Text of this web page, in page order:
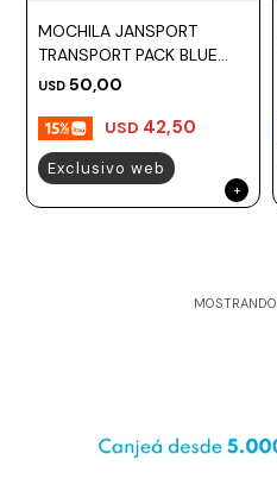
MOCHILA JANSPORT
TRANSPORT PACK BLUE
DESK
USD 50,00
USD 42,50
Exclusivo web
MOSTRANDO